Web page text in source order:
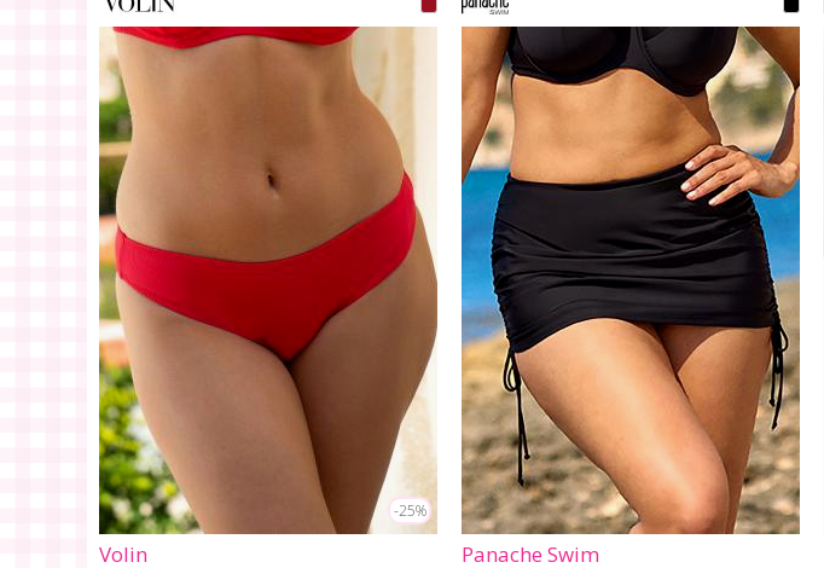
-25%
Volin Panache Swim